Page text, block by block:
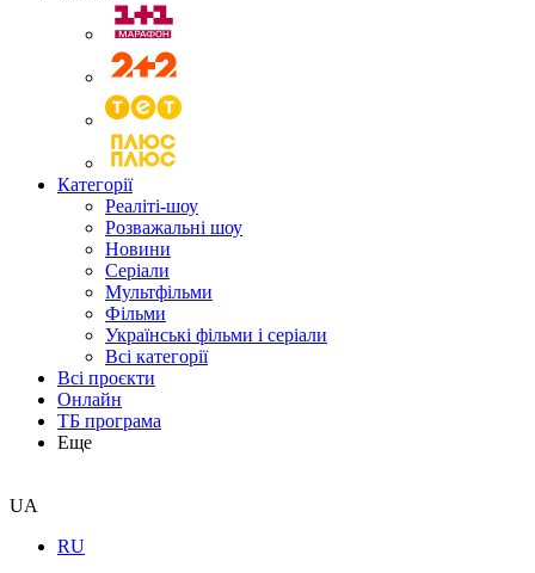
Категорії
Реаліті-шоу
Розважальні шоу
Новини
Серіали
Мультфільми
Фільми
Українські фільми і серіали
Всі категорії
Всі проєкти
Онлайн
ТБ програма
Еще
UA
RU